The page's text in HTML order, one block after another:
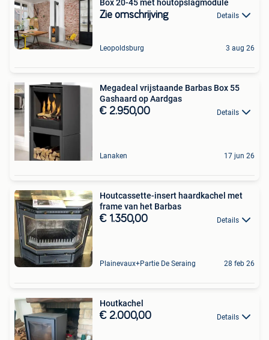
Box 20-45 met houtopslagmodule
Zie omschrijving Details
Leopoldsburg 3 aug 26
Megadeal vrijstaande Barbas Box 55
Gashaard op Aardgas
€ 2.950,00 Details
Lanaken 17 jun 26
Houtcassette-insert haardkachel met
frame van het Barbas
€ 1.350,00 Details
Plainevaux+Partie De Seraing 28 feb 26
Houtkachel
€ 2.000,00 Details